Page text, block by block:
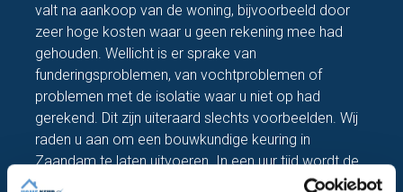
valt na aankoop van de woning, bijvoorbeeld door
zeer hoge kosten waar u geen rekening mee had
gehouden. Wellicht is er sprake van
funderingsproblemen, van vochtproblemen of
problemen met de isolatie waar u niet op had
gerekend. Dit zijn uiteraard slechts voorbeelden. Wij
raden u aan om een bouwkundige keuring in
Zaandam te laten uitvoeren. In een uur tijd wordt de
hele woning geïnspecteerd en worden eventueel